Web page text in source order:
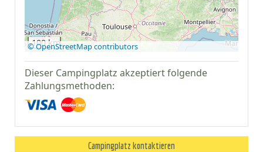
Auf Google Maps
anzeigen
100 km
© OpenStreetMap contributors
Dieser Campingplatz akzeptiert folgende
Zahlungsmethoden:
Campingplatz kontaktieren